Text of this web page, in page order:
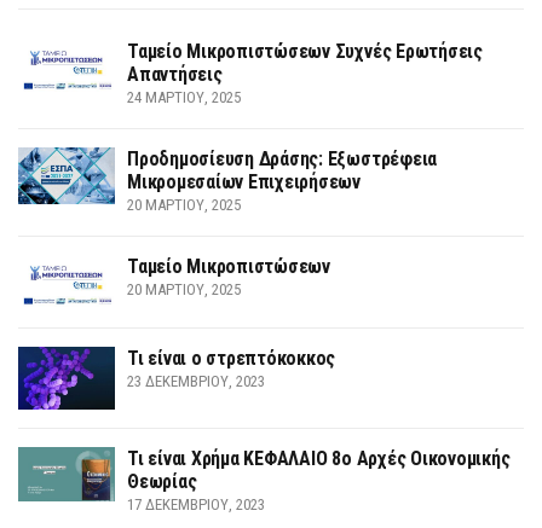
Ταμείο Μικροπιστώσεων Συχνές Ερωτήσεις
Απαντήσεις
24 ΜΑΡΤΊΟΥ, 2025
Προδημοσίευση Δράσης: Εξωστρέφεια
Μικρομεσαίων Επιχειρήσεων
20 ΜΑΡΤΊΟΥ, 2025
Ταμείο Μικροπιστώσεων
20 ΜΑΡΤΊΟΥ, 2025
Τι είναι ο στρεπτόκοκκος
23 ΔΕΚΕΜΒΡΊΟΥ, 2023
Τι είναι Χρήμα ΚΕΦΑΛΑΙΟ 8ο Αρχές Οικονομικής
Θεωρίας
17 ΔΕΚΕΜΒΡΊΟΥ, 2023